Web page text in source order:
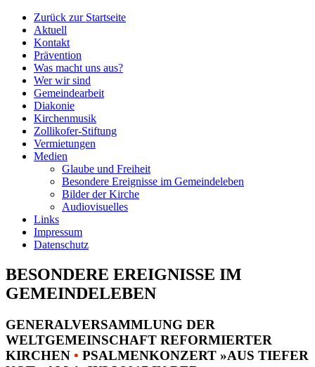
Zurück zur Startseite
Aktuell
Kontakt
Prävention
Was macht uns aus?
Wer wir sind
Gemeindearbeit
Diakonie
Kirchenmusik
Zollikofer-Stiftung
Vermietungen
Medien
Glaube und Freiheit
Besondere Ereignisse im Gemeindeleben
Bilder der Kirche
Audiovisuelles
Links
Impressum
Datenschutz
BESONDERE EREIGNISSE IM
GEMEINDELEBEN
GENERALVERSAMMLUNG DER
WELTGEMEINSCHAFT REFORMIERTER
KIRCHEN • PSALMENKONZERT »AUS TIEFER